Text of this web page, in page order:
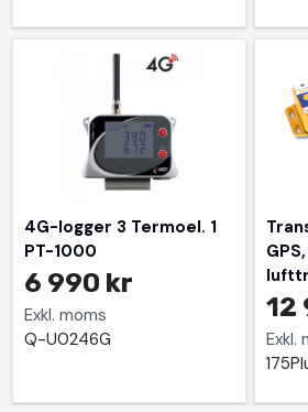
4G-logger 3 Termoel. 1
PT-1000
6 990 kr
Exkl. moms
Q-U0246G
12
Exkl.